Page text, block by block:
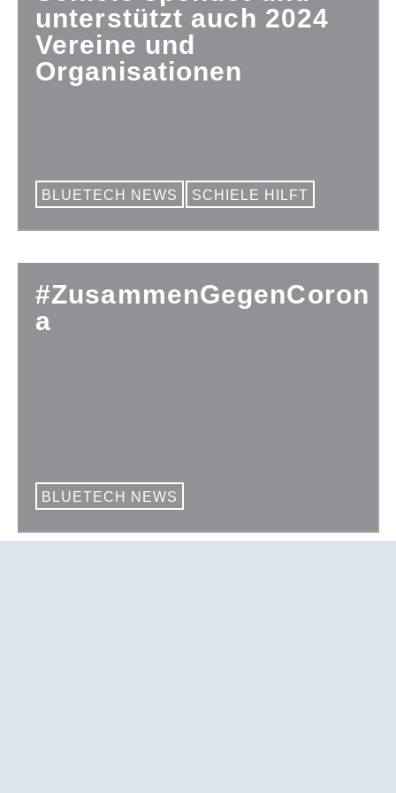
unterstützt auch 2024
Vereine und
Organisationen
BLUETECH NEWS SCHIELE HILFT
#ZusammenGegenCoron
a
BLUETECH NEWS